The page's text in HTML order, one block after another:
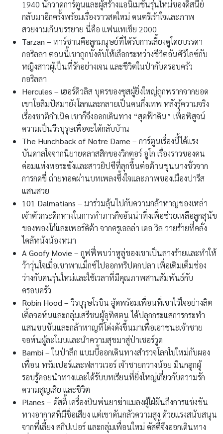
1940 นักวาดการ์ตูนและผู้สร้างแอนิเมชั่นรุ่นใหม่ของดิสนีย์
กลับมาอีกครั้งพร้อมเรื่องราวสดใหม่ ดนตรีเร้าใจและภาพ
สวยงามเกินบรรยาย นี่คือ แฟนเทเชีย 2000
Tarzan – ทาร์ซานคือลูกมนุษย์ที่ได้รับการเลี้ยงดูโดยบรรดา
กอริลลา ตอนนี้เขาถูกบังคับให้เลือกระหว่างชีวิตอันศิวิไลซ์กับ
หญิงสาวผู้เป็นที่รักอย่างเจน และชีวิตในป่ากับครอบครัว
กอริลลา
Hercules – เฮอร์คิวลิส บุตรของซุสผู้ยิ่งใหญ่ถูกพรากจากยอด
เขาโอลิมปัสมายังโลกและกลายเป็นคนกึ่งเทพ หลังรู้ความจริง
เรื่องชาติกำเนิด เขาก็จึงออกเดินทาง “สุดฟ้าดิน” เพื่อพิสูจน์
ความเป็นวีรบุรุษเพื่อจะได้กลับบ้าน
The Hunchback of Notre Dame – การ์ตูนเรื่องนี้ได้แรง
บันดาลใจจากนิยายคลาสสิกของวิกตอร์ อูโก เรื่องราวของคน
ค่อมแห่งหอระฆังและสาวยิปซีที่ลุกขึ้นต่อต้านขุนนางชั่วจาก
การกดขี่ ถ่ายทอดผ่านบทเพลงซึ้งใจและภาพของเมืองปารีส
แสนสวย
101 Dalmatians – มาร่วมลุ้นไปกับความกล้าหาญของเหล่า
เจ้าตัวกระดิกหางในการทำภารกิจอันน่าทึ่งเพื่อช่วยเหลือลูกสุนัข
ของพองโก้และเพอร์ดิต้า จากครูเอลล่า เดอ วิล วายร้ายที่คลั่ง
ไคล้หนังน้องหมา
A Goofy Movie – กูฟฟี่พบว่าหูลู่ของเขาเป็นลางร้ายและทำให้
ว้าวุ่นใจเมื่อเขาพาแม็กซ์ไปออกทริปตกปลา เพื่อเติมเต็มช่อง
ว่างกับคนรุ่นใหม่และใช้เวลาที่มีคุณภาพสานสัมพันธ์กับ
ครอบครัว
Robin Hood – วีรบุรุษโรบิน ฮู้ดพร้อมเพื่อนที่เขาไว้ใจอย่างลิต
เติ้ลจอห์นและกลุ่มเสรีชนผู้อุทิศตน ได้ปลุกกระแสการกระทำ
แสนขบขันและกล้าหาญที่โด่งดังขึ้นมาเพื่อเอาชนะเจ้าชาย
จอห์นผู้ละโมบและนำความสุขมาสู่ป่าเชอร์วูด
Bambi – ในป่าลึก แบมบี้ออกเดินทางสำรวจโลกใบใหม่กับผอง
เพื่อน ทรัมเปอร์และฟลาวเวอร์ เจ้าชายกวางน้อย มีนกฮูกผู้
รอบรู้คอยนำทางและได้รับบทเรียนที่ยิ่งใหญ่เกี่ยวกับความรัก
ความสูญเสีย และชีวิต
Planes – ดัสตี้ เครื่องบินพ่นยาฆ่าแมลงผู้ใฝ่ฝันถึงการแข่งขัน
ทางอากาศที่มีชื่อเสียง แต่เขาดันกลัวความสูง ด้วยแรงสนับสนุน
จากพี่เลี้ยง สกิปเปอร์ และกลุ่มเพื่อนใหม่ ดัสตี้จึงออกเดินทาง